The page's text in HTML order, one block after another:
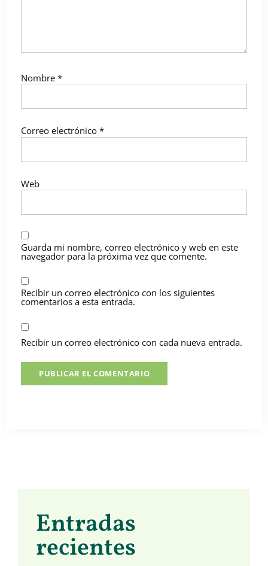
Nombre *
Correo electrónico *
Web
Guarda mi nombre, correo electrónico y web en este
navegador para la próxima vez que comente.
Recibir un correo electrónico con los siguientes
comentarios a esta entrada.
Recibir un correo electrónico con cada nueva entrada.
Entradas
recientes